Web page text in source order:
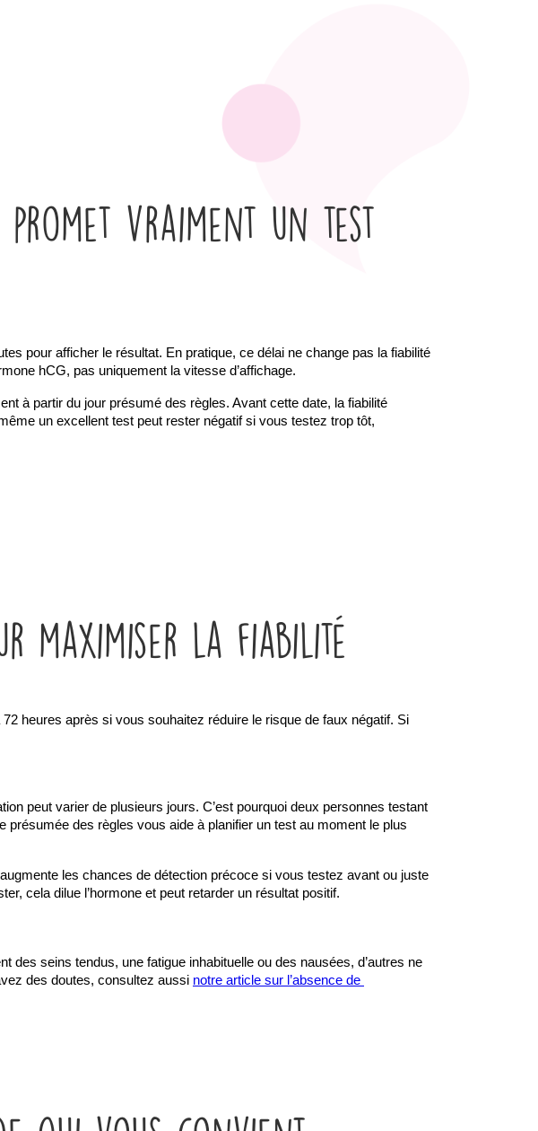
promet vraiment un test
pour afficher le résultat. En pratique, ce délai ne change pas la fiabilité
hCG, pas uniquement la vitesse d’affichage.
à partir du jour présumé des règles. Avant cette date, la fiabilité
un excellent test peut rester négatif si vous testez trop tôt,
maximiser la fiabilité
heures après si vous souhaitez réduire le risque de faux négatif. Si
peut varier de plusieurs jours. C’est pourquoi deux personnes testant
présumée des règles vous aide à planifier un test au moment le plus
les chances de détection précoce si vous testez avant ou juste
cela dilue l’hormone et peut retarder un résultat positif.
des seins tendus, une fatigue inhabituelle ou des nausées, d’autres ne
des doutes, consultez aussi notre article sur l’absence de